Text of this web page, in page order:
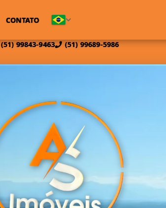
(51) 99843-9463 (51) 99689-5986
CONTATO